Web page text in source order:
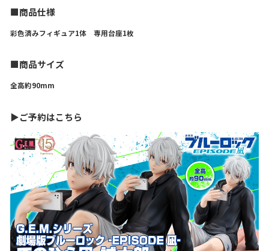
■商品仕様
彩色済みフィギュア1体 専用台座1枚
■商品サイズ
全高約90mm
▶ご予約はこちら